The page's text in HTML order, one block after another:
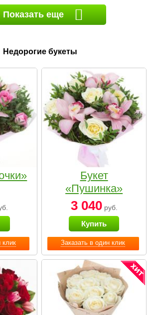
Показать еще
Недорогие букеты
клик Заказать в один клик
Букет
«Пушинка»
3 040руб.
Купить